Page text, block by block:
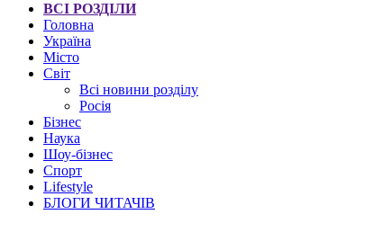
ВСІ РОЗДІЛИ
Головна
Україна
Місто
Світ
Всі новини розділу
Росія
Бізнес
Наука
Шоу-бізнес
Спорт
Lifestyle
БЛОГИ ЧИТАЧІВ